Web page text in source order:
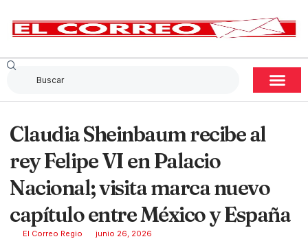
Claudia Sheinbaum recibe al
rey Felipe VI en Palacio
Nacional; visita marca nuevo
capítulo entre México y España
El Correo Regio junio 26, 2026